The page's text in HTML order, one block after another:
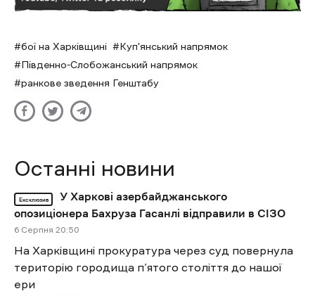
бої на Харківщині
Куп'янський напрямок
Південно-Слобожанський напрямок
ранкове зведення Генштабу
Останні новини
Ексклюзив
У Харкові азербайджанського
опозиціонера Бахруза Гасанлі відправили в СІЗО
6 Cерпня 20:50
На Харківщині прокуратура через суд повернула
територію городища п’ятого століття до нашої
ери